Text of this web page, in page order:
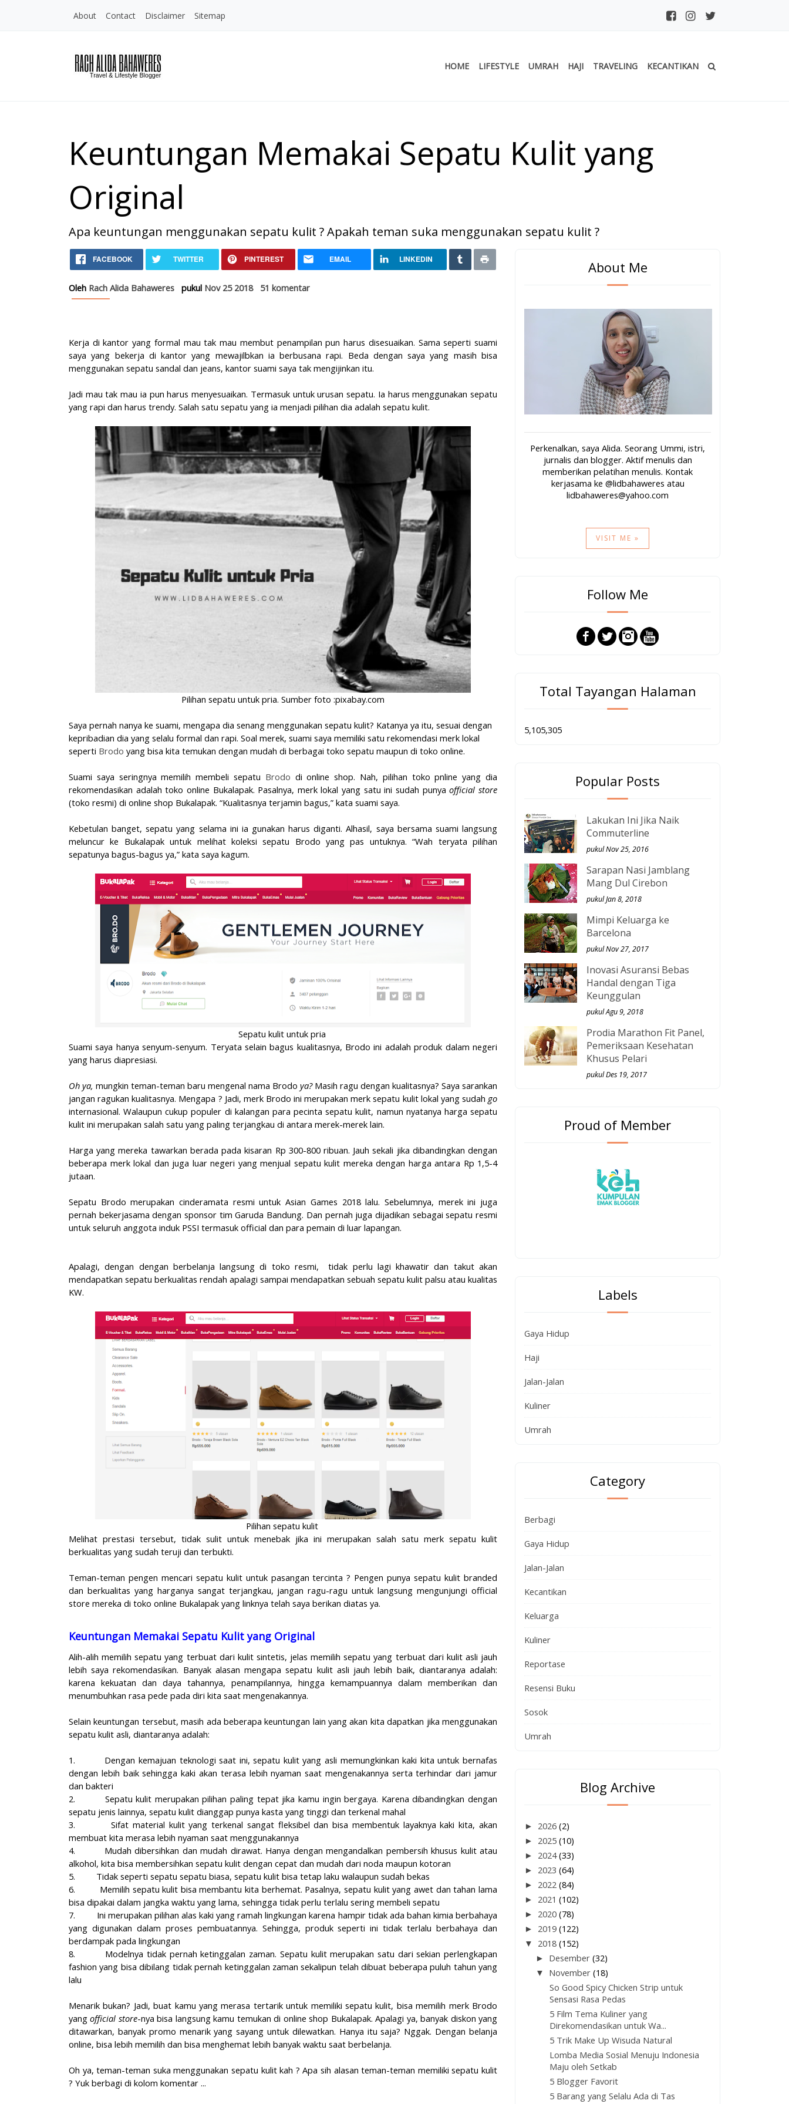
About Contact Disclaimer Sitemap
HOME LIFESTYLE UMRAH HAJI TRAVELING KECANTIKAN
Keuntungan Memakai Sepatu Kulit yang
Original
Apa keuntungan menggunakan sepatu kulit ? Apakah teman suka menggunakan sepatu kulit ?
Home
Gaya Hidup
Keuntungan Memakai Sepatu Kulit yang Original
FACEBOOK TWITTER PINTEREST EMAIL LINKEDIN
Oleh Rach Alida Bahaweres pukul Nov 25 2018 51 komentar
Kerja di kantor yang formal mau tak mau membut penampilan pun harus disesuaikan. Sama seperti suami
saya yang bekerja di kantor yang mewajilbkan ia berbusana rapi. Beda dengan saya yang masih bisa
menggunakan sepatu sandal dan jeans, kantor suami saya tak mengijinkan itu.
Jadi mau tak mau ia pun harus menyesuaikan. Termasuk untuk urusan sepatu. Ia harus menggunakan sepatu
yang rapi dan harus trendy. Salah satu sepatu yang ia menjadi pilihan dia adalah sepatu kulit.
Pilihan sepatu untuk pria. Sumber foto :pixabay.com
Saya pernah nanya ke suami, mengapa dia senang menggunakan sepatu kulit? Katanya ya itu, sesuai dengan
kepribadian dia yang selalu formal dan rapi. Soal merek, suami saya memiliki satu rekomendasi merk lokal
seperti Brodo yang bisa kita temukan dengan mudah di berbagai toko sepatu maupun di toko online.
Suami saya seringnya memilih membeli sepatu Brodo di online shop. Nah, pilihan toko pnline yang dia
rekomendasikan adalah toko online Bukalapak. Pasalnya, merk lokal yang satu ini sudah punyaofficial store
(toko resmi) di online shop Bukalapak. “Kualitasnya terjamin bagus,” kata suami saya.
Kebetulan banget, sepatu yang selama ini ia gunakan harus diganti. Alhasil, saya bersama suami langsung
meluncur ke Bukalapak untuk melihat koleksi sepatu Brodo yang pas untuknya. “Wah teryata pilihan
sepatunya bagus-bagus ya,” kata saya kagum.
Sepatu kulit untuk pria
Suami saya hanya senyum-senyum. Teryata selain bagus kualitasnya, Brodo ini adalah produk dalam negeri
yang harus diapresiasi.
Oh ya, mungkin teman-teman baru mengenal nama Brodo ya? Masih ragu dengan kualitasnya? Saya sarankan
jangan ragukan kualitasnya. Mengapa ? Jadi, merk Brodo ini merupakan merk sepatu kulit lokal yang sudah go
internasional. Walaupun cukup populer di kalangan para pecinta sepatu kulit, namun nyatanya harga sepatu
kulit ini merupakan salah satu yang paling terjangkau di antara merek-merek lain.
Harga yang mereka tawarkan berada pada kisaran Rp 300-800 ribuan. Jauh sekali jika dibandingkan dengan
beberapa merk lokal dan juga luar negeri yang menjual sepatu kulit mereka dengan harga antara Rp 1,5-4
jutaan.
Sepatu Brodo merupakan cinderamata resmi untuk Asian Games 2018 lalu. Sebelumnya, merek ini juga
pernah bekerjasama dengan sponsor tim Garuda Bandung. Dan pernah juga dijadikan sebagai sepatu resmi
untuk seluruh anggota induk PSSI termasuk official dan para pemain di luar lapangan.
Apalagi, dengan dengan berbelanja langsung di toko resmi,
tidak perlu lagi khawatir dan takut akan
mendapatkan sepatu berkualitas rendah apalagi sampai mendapatkan sebuah sepatu kulit palsu atau kualitas
KW.
Pilihan sepatu kulit
Melihat prestasi tersebut, tidak sulit untuk menebak jika ini merupakan salah satu merk sepatu kulit
berkualitas yang sudah teruji dan terbukti.
Teman-teman pengen mencari sepatu kulit untuk pasangan tercinta ? Pengen punya sepatu kulit branded
dan berkualitas yang harganya sangat terjangkau, jangan ragu-ragu untuk langsung mengunjungi official
store mereka di toko online Bukalapak yang linknya telah saya berikan diatas ya.
Keuntungan Memakai Sepatu Kulit yang Original
Alih-alih memilih sepatu yang terbuat dari kulit sintetis, jelas memilih sepatu yang terbuat dari kulit asli jauh
lebih saya rekomendasikan. Banyak alasan mengapa sepatu kulit asli jauh lebih baik, diantaranya adalah:
karena kekuatan dan daya tahannya, penampilannya, hingga kemampuannya dalam memberikan dan
menumbuhkan rasa pede pada diri kita saat mengenakannya.
Selain keuntungan tersebut, masih ada beberapa keuntungan lain yang akan kita dapatkan jika menggunakan
sepatu kulit asli, diantaranya adalah:
1.
Dengan kemajuan teknologi saat ini, sepatu kulit yang asli memungkinkan kaki kita untuk bernafas
dengan lebih baik sehingga kaki akan terasa lebih nyaman saat mengenakannya serta terhindar dari jamur
dan bakteri
2.
Sepatu kulit merupakan pilihan paling tepat jika kamu ingin bergaya. Karena dibandingkan dengan
sepatu jenis lainnya, sepatu kulit dianggap punya kasta yang tinggi dan terkenal mahal
3.
Sifat material kulit yang terkenal sangat fleksibel dan bisa membentuk layaknya kaki kita, akan
membuat kita merasa lebih nyaman saat menggunakannya
4.
Mudah dibersihkan dan mudah dirawat. Hanya dengan mengandalkan pembersih khusus kulit atau
alkohol, kita bisa membersihkan sepatu kulit dengan cepat dan mudah dari noda maupun kotoran
5.
Tidak seperti sepatu sepatu biasa, sepatu kulit bisa tetap laku walaupun sudah bekas
6.
Memilih sepatu kulit bisa membantu kita berhemat. Pasalnya, sepatu kulit yang awet dan tahan lama
bisa dipakai dalam jangka waktu yang lama, sehingga tidak perlu terlalu sering membeli sepatu
7.
Ini merupakan pilihan alas kaki yang ramah lingkungan karena hampir tidak ada bahan kimia berbahaya
yang digunakan dalam proses pembuatannya. Sehingga, produk seperti ini tidak terlalu berbahaya dan
berdampak pada lingkungan
8.
Modelnya tidak pernah ketinggalan zaman. Sepatu kulit merupakan satu dari sekian perlengkapan
fashion yang bisa dibilang tidak pernah ketinggalan zaman sekalipun telah dibuat beberapa puluh tahun yang
lalu
Menarik bukan? Jadi, buat kamu yang merasa tertarik untuk memiliki sepatu kulit, bisa memilih merk Brodo
yangofficial store-nya bisa langsung kamu temukan di online shop Bukalapak. Apalagi ya, banyak diskon yang
ditawarkan, banyak promo menarik yang sayang untuk dilewatkan. Hanya itu saja? Nggak. Dengan belanja
online, bisa lebih memilih dan bisa menghemat lebih banyak waktu saat berbelanja.
Oh ya, teman-teman suka menggunakan sepatu kulit kah ? Apa sih alasan teman-teman memiliki sepatu kulit
? Yuk berbagi di kolom komentar ...
About Me
Perkenalkan, saya Alida. Seorang Ummi, istri,
jurnalis dan blogger. Aktif menulis dan
memberikan pelatihan menulis. Kontak
kerjasama ke @lidbahaweres atau
lidbahaweres@yahoo.com
VISIT ME »
Follow Me
Total Tayangan Halaman
5,105,305
Popular Posts
Lakukan Ini Jika Naik
Commuterline
pukul Nov 25, 2016
Sarapan Nasi Jamblang
Mang Dul Cirebon
pukul Jan 8, 2018
Mimpi Keluarga ke
Barcelona
pukul Nov 27, 2017
Inovasi Asuransi Bebas
Handal dengan Tiga
Keunggulan
pukul Agu 9, 2018
Prodia Marathon Fit Panel,
Pemeriksaan Kesehatan
Khusus Pelari
pukul Des 19, 2017
Proud of Member
Labels
Gaya Hidup
Haji
Jalan-Jalan
Kuliner
Umrah
Category
Berbagi
Gaya Hidup
Jalan-Jalan
Kecantikan
Keluarga
Kuliner
Reportase
Resensi Buku
Sosok
Umrah
Blog Archive
► 2026 (2)
► 2025 (10)
► 2024(33)
► 2023 (64)
► 2022 (84)
► 2021 (102)
► 2020 (78)
► 2019 (122)
▼ 2018 (152)
► Desember(32)
▼ November(18)
So Good Spicy Chicken Strip untuk
Sensasi Rasa Pedas
5 Film Tema Kuliner yang
Direkomendasikan untuk Wa...
5 Trik Make Up Wisuda Natural
Lomba Media Sosial Menuju Indonesia
Maju oleh Setkab
5 Blogger Favorit
5 Barang yang Selalu Ada di Tas